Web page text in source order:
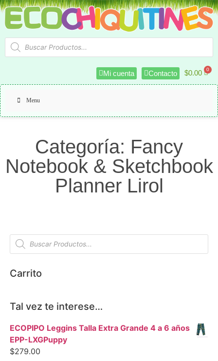
Mi cuenta Contacto $0.00
Menu
Categoría: Fancy
Notebook & Sketchbook
Planner Lirol
Carrito
Tal vez te interese…
ECOPIPO Leggins Talla Extra Grande 4 a 6 años
EPP-LXGPuppy
$279.00